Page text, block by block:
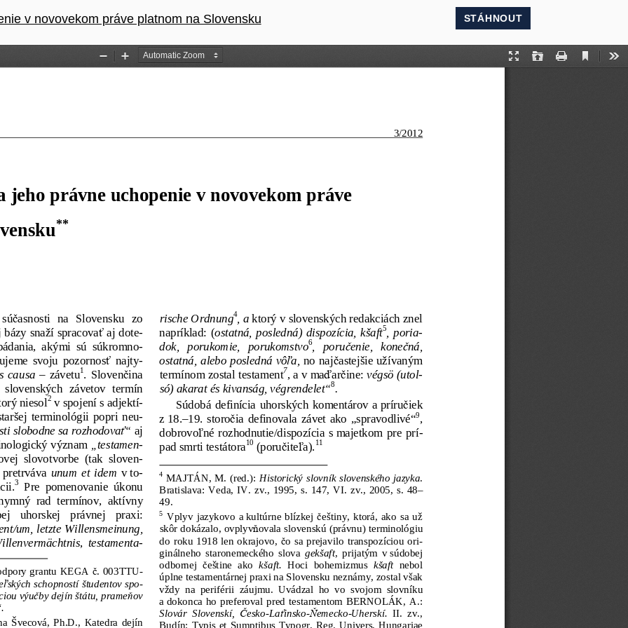
v novovekom práve platnom na Slovensku STÁHNOUT